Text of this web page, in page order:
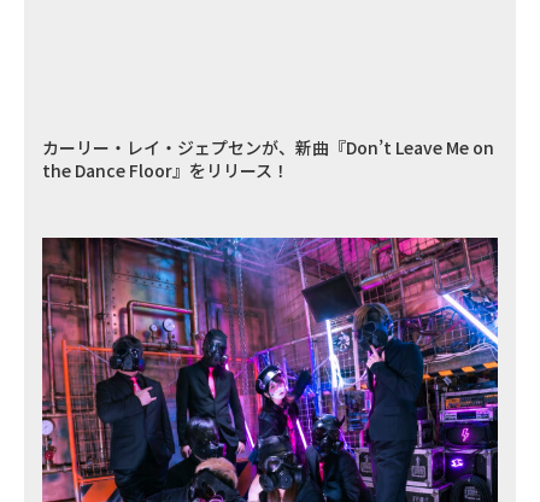
カーリー・レイ・ジェプセンが、新曲『Don’t Leave Me on
the Dance Floor』をリリース！